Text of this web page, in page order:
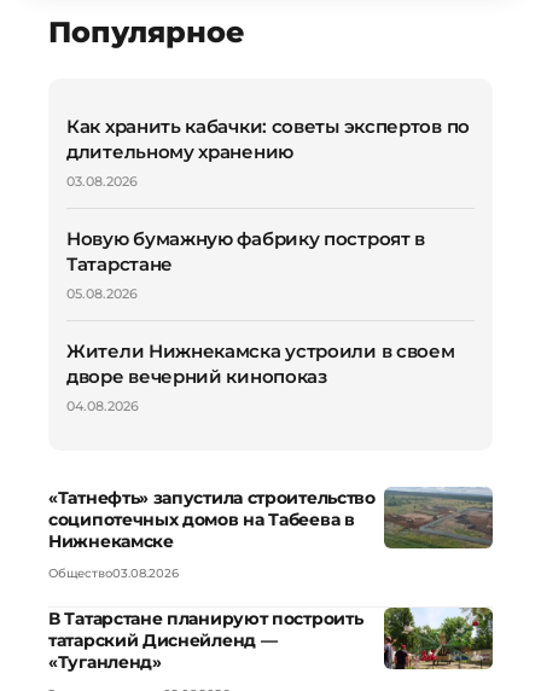
Популярное
Как хранить кабачки: советы экспертов по
длительному хранению
03.08.2026
Новую бумажную фабрику построят в
Татарстане
05.08.2026
Жители Нижнекамска устроили в своем
дворе вечерний кинопоказ
04.08.2026
«Татнефть» запустила строительство
соципотечных домов на Табеева в
Нижнекамске
Общество03.08.2026
В Татарстане планируют построить
татарский Диснейленд —
«Туганленд»